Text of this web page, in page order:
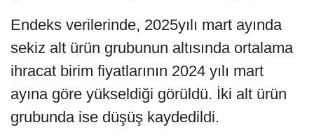
Endeks verilerinde, 2025yılı mart ayında
sekiz alt ürün grubunun altısında ortalama
ihracat birim fiyatlarının 2024 yılı mart
ayına göre yükseldiği görüldü. İki alt ürün
grubunda ise düşüş kaydedildi.